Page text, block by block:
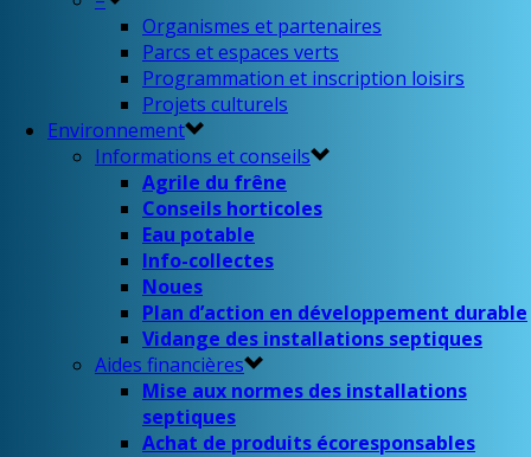
Organismes et partenaires
Parcs et espaces verts
Programmation et inscription loisirs
Projets culturels
Environnement
Informations et conseils
Agrile du frêne
Conseils horticoles
Eau potable
Info-collectes
Noues
Plan d’action en développement durable
Vidange des installations septiques
Aides financières
Mise aux normes des installations
septiques
Achat de produits écoresponsables